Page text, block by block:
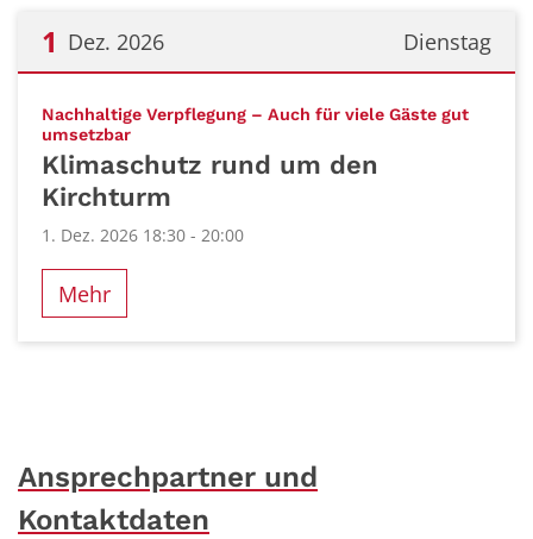
Dienstag
1 Dez. 2026
Nachhaltige Verpflegung – Auch für viele Gäste gut
umsetzbar:
Klimaschutz rund um den
Kirchturm
1. Dez. 2026 18:30 - 20:00
Mehr
Ansprechpartner und
Kontaktdaten